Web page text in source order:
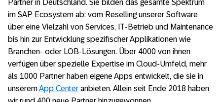
Partner in Deutschland. Sie bilden das gesamte Spektrum
im SAP Ecosystem ab: vom Reselling unserer Software
über eine Vielzahl von Services, IT-Betrieb und Maintenance
bis hin zur Entwicklung spezifischer Applikationen wie
Branchen- oder LOB-Lösungen. Über 4000 von ihnen
verfügen über spezielle Expertise im Cloud-Umfeld, mehr
als 1000 Partner haben eigene Apps entwickelt, die sie in
unseremApp Center anbieten. Allein seit Ende 2018 haben